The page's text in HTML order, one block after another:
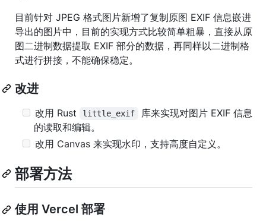
目前针对 JPEG 格式图片新增了复制原图 EXIF 信息嵌进
导出的图片中，目前的实现方式比较简单粗暴，直接从原
图二进制数据提取 EXIF 部分的数据，再同样以二进制格
式进行拼接，不能确保稳定。
改进
改用 Rust little_exif
库来实现对图片 EXIF 信息
的读取和编辑。
改用 Canvas 来实现水印，支持高度自定义。
部署方法
使用 Vercel 部署